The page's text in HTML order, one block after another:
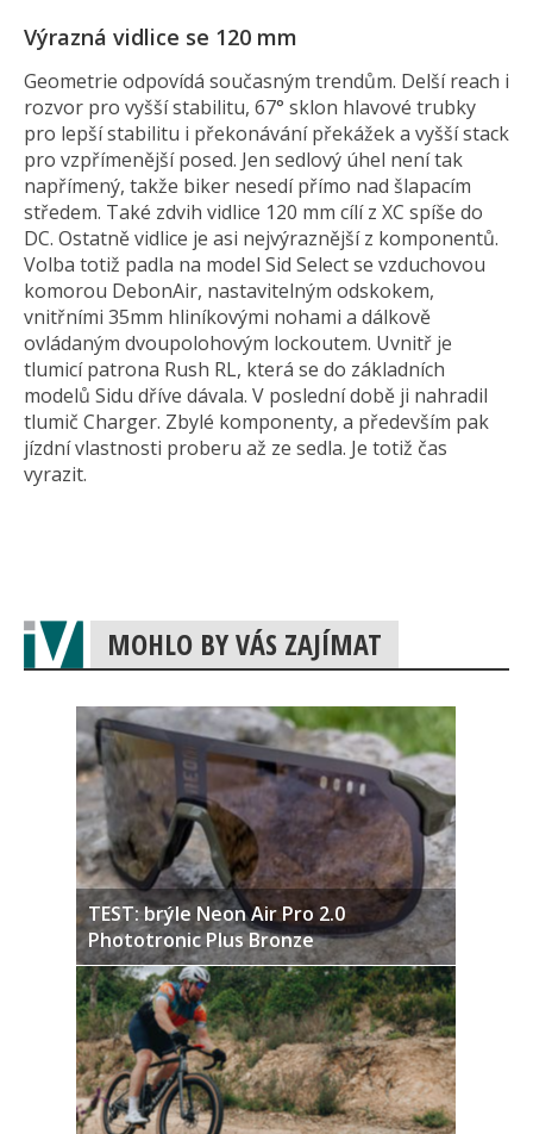
Výrazná vidlice se 120 mm
Geometrie odpovídá současným trendům. Delší reach i
rozvor pro vyšší stabilitu, 67° sklon hlavové trubky
pro lepší stabilitu i překonávání překážek a vyšší stack
pro vzpřímenější posed. Jen sedlový úhel není tak
napřímený, takže biker nesedí přímo nad šlapacím
středem. Také zdvih vidlice 120 mm cílí z XC spíše do
DC. Ostatně vidlice je asi nejvýraznější z komponentů.
Volba totiž padla na model Sid Select se vzduchovou
komorou DebonAir, nastavitelným odskokem,
vnitřními 35mm hliníkovými nohami a dálkově
ovládaným dvoupolohovým lockoutem. Uvnitř je
tlumicí patrona Rush RL, která se do základních
modelů Sidu dříve dávala. V poslední době ji nahradil
tlumič Charger. Zbylé komponenty, a především pak
jízdní vlastnosti proberu až ze sedla. Je totiž čas
vyrazit.
MOHLO BY VÁS ZAJÍMAT
TEST: brýle Neon Air Pro 2.0
Phototronic Plus Bronze